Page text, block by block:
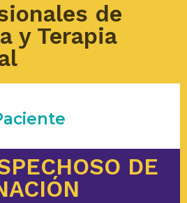
de
y Terapia
DE